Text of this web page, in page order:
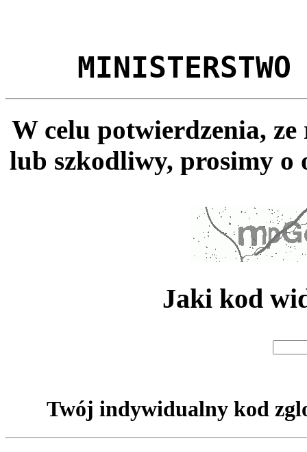
MINISTERSTWO
W celu potwierdzenia,
lub szkodliwy, prosimy o
Jaki kod
Twój indywidualny kod